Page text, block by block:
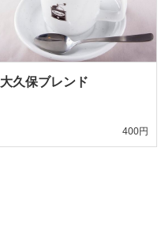
大久保ブレンド
400円